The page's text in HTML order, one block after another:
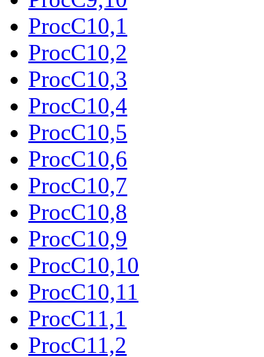
ProcC10,1
ProcC10,2
ProcC10,3
ProcC10,4
ProcC10,5
ProcC10,6
ProcC10,7
ProcC10,8
ProcC10,9
ProcC10,10
ProcC10,11
ProcC11,1
ProcC11,2